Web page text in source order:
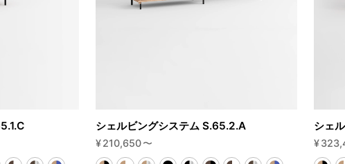
シェルビングシステム S.65.2.A
¥210,650〜
シェ
¥